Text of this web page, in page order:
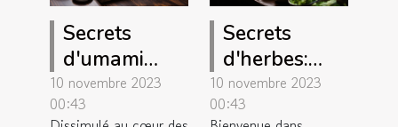
Secrets
d'umami
dans votre
cuisine
10 novembre 2023
00:43
Secrets
d'herbes:
Révéler les
saveurs
10 novembre 2023
00:43